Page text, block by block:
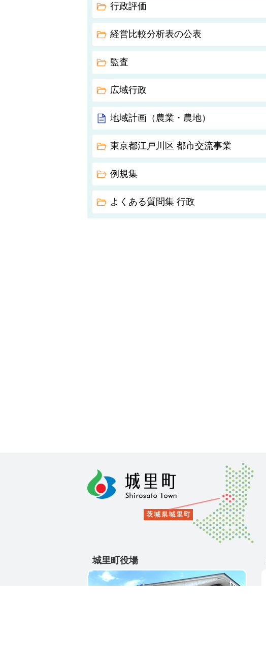
行政評価
経営比較分析表の公表
監査
広域行政
地域計画（農業・農地）
東京都江戸川区 都市交流事業
例規集
よくある質問集 行政
城里町役場